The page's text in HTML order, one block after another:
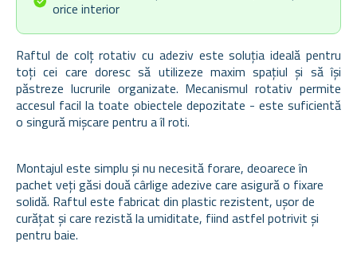
orice interior
Raftul de colț rotativ cu adeziv este soluția ideală pentru
toți cei care doresc să utilizeze maxim spațiul și să își
păstreze lucrurile organizate. Mecanismul rotativ permite
accesul facil la toate obiectele depozitate - este suficientă
o singură mișcare pentru a îl roti.
Montajul este simplu și nu necesită forare, deoarece în
pachet veți găsi două cârlige adezive care asigură o fixare
solidă. Raftul este fabricat din plastic rezistent, ușor de
curățat și care rezistă la umiditate, fiind astfel potrivit și
pentru baie.